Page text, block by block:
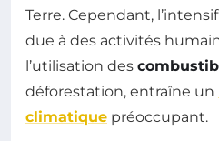
Terre. Cependant,
due à des activités
l’utilisation des
déforestation, entraîne un
climatique préoccupant.